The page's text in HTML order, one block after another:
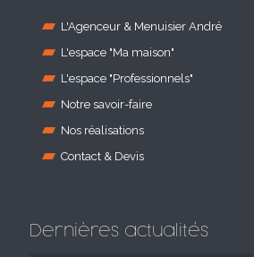
L'Agenceur & Menuisier André
L'espace "Ma maison"
L'espace "Professionnels"
Notre savoir-faire
Nos réalisations
Contact & Devis
Dernières actualités